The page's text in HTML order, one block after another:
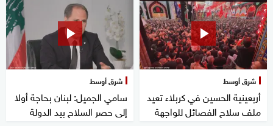
شرق أوسط
أربعينية الحسين في كربلاء تعيد
ملف سلاح الفصائل للواجهة
شرق أوسط
سامي الجميل: لبنان بحاجة أولا
إلى حصر السلاح بيد الدولة